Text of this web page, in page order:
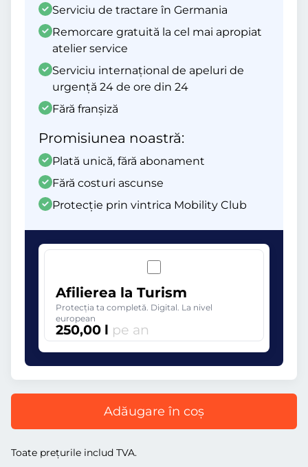
Serviciu de tractare în Germania
Remorcare gratuită la cel mai apropiat
atelier service
Serviciu internațional de apeluri de
urgență 24 de ore din 24
Fără franșiză
Promisiunea noastră:
Plată unică, fără abonament
Fără costuri ascunse
Protecție prin vintrica Mobility Club
Afilierea la Turism
Protecția ta completă. Digital. La nivel
european
250,00 l pe an
Adăugare în coș
Toate prețurile includ TVA.